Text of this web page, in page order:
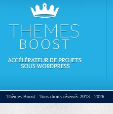
Thèmes Boost - Tous droits réservés 2013 - 2026